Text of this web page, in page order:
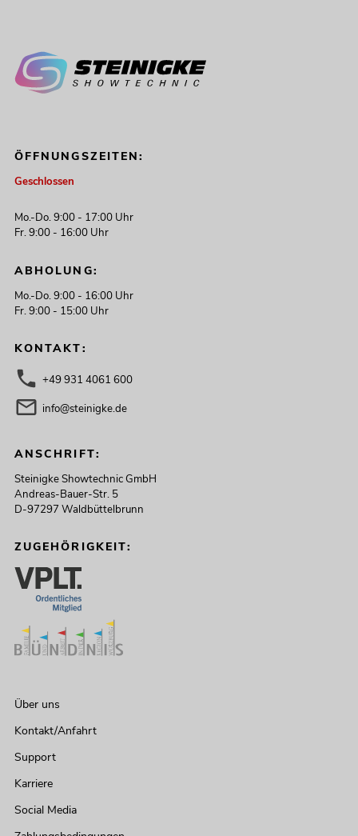
ÖFFNUNGSZEITEN:
Geschlossen
Mo.-Do. 9:00 - 17:00 Uhr
Fr. 9:00 - 16:00 Uhr
ABHOLUNG:
Mo.-Do. 9:00 - 16:00 Uhr
Fr. 9:00 - 15:00 Uhr
KONTAKT:
+49 931 4061 600
info@steinigke.de
ANSCHRIFT:
Steinigke Showtechnic GmbH
Andreas-Bauer-Str. 5
D-97297 Waldbüttelbrunn
ZUGEHÖRIGKEIT:
Über uns
Kontakt/Anfahrt
Support
Karriere
Social Media